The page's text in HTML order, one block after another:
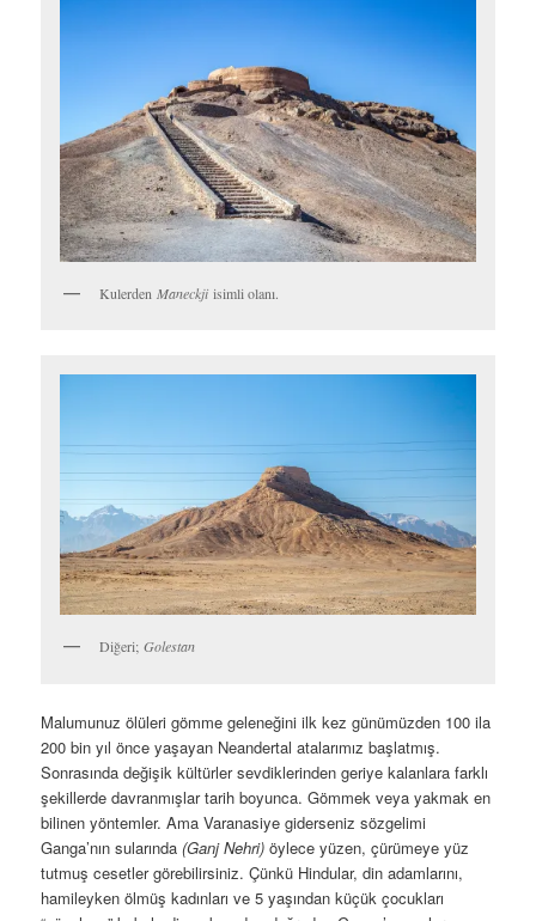
Kulerden Maneckjiisimli olanı.
Diğeri;Golestan
Malumunuz ölüleri gömme geleneğini ilk kez günümüzden 100 ila
200 bin yıl önce yaşayan Neandertal atalarımız başlatmış.
Sonrasında değişik kültürler sevdiklerinden geriye kalanlara farklı
şekillerde davranmışlar tarih boyunca. Gömmek veya yakmak en
bilinen yöntemler. Ama Varanasiye giderseniz sözgelimi
Ganga’nın sularında(Ganj Nehri) öylece yüzen, çürümeye yüz
tutmuş cesetler görebilirsiniz. Çünkü Hindular, din adamlarını,
hamileyken ölmüş kadınları ve 5 yaşından küçük çocukları